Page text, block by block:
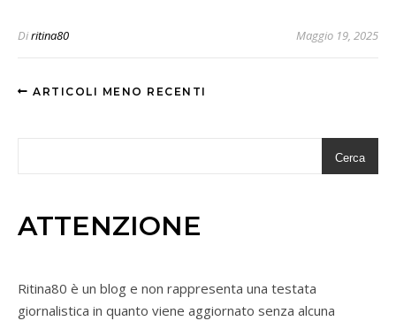
Diritina80 Maggio 19, 2025
ARTICOLI MENO RECENTI
Cerca
ATTENZIONE
Ritina80 è un blog e non rappresenta una testata
giornalistica in quanto viene aggiornato senza alcuna